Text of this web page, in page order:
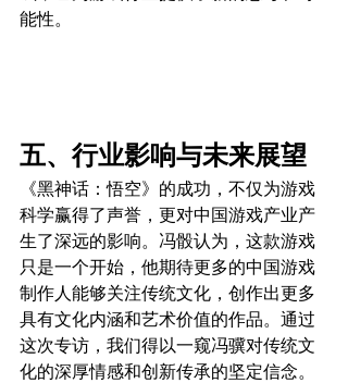
能性。
五、行业影响与未来展望
《黑神话：悟空》的成功，不仅为游戏
科学赢得了声誉，更对中国游戏产业产
生了深远的影响。冯骰认为，这款游戏
只是一个开始，他期待更多的中国游戏
制作人能够关注传统文化，创作出更多
具有文化内涵和艺术价值的作品。通过
这次专访，我们得以一窥冯骥对传统文
化的深厚情感和创新传承的坚定信念。